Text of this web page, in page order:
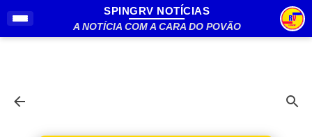
Pular para o conteúdo principal
SPINGRV NOTÍCIAS
A NOTÍCIA COM A CARA DO POVÃO